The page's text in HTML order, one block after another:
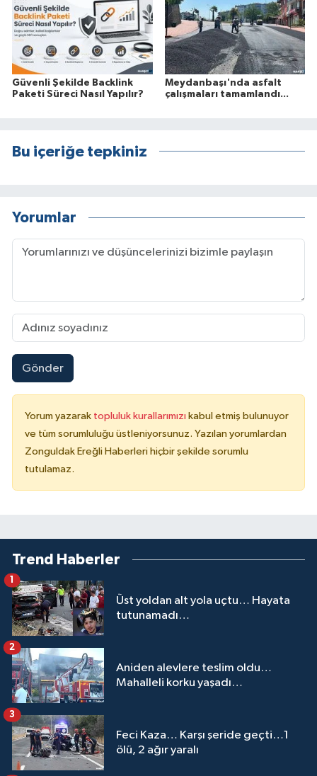
Güvenli Şekilde Backlink
Paketi Süreci Nasıl Yapılır?
Meydanbaşı'nda asfalt
çalışmaları tamamlandı...
Bu içeriğe tepkiniz
Yorumlar
Gönder
Yorum yazarak topluluk kurallarımızı kabul etmiş bulunuyor
ve tüm sorumluluğu üstleniyorsunuz. Yazılan yorumlardan
Zonguldak Ereğli Haberleri hiçbir şekilde sorumlu
tutulamaz.
Trend Haberler
Üst yoldan alt yola uçtu… Hayata
tutunamadı…
1
Aniden alevlere teslim oldu…
Mahalleli korku yaşadı…
2
Feci Kaza… Karşı şeride geçti…1
ölü, 2 ağır yaralı
3